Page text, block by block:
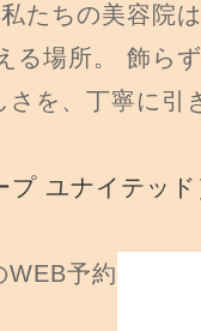
たちの美容院
る場所。 飾ら
を、丁寧に引